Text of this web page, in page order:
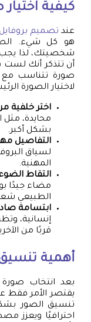
كيفية
عند تصميم بروفايل
هو كل شيء.
شخصيتك، لذا يجب
أن تتذكر أنك
صورة تتناسب مع
لاختيار الصورة
اختر خلفية
محايدة، مثل
بشكل أكبر.
التفاصيل
لسياق
المهنية.
التقاط
مضاء جيدًا
الطبيعي
ابتسامة
إنسانية،
قربًا من
أهمية
بعد انتخاب صورة
يقتصر الأمر فقط
تنسيق الصور
احترافيًا ويعزز